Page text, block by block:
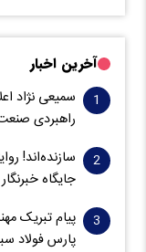
آخرین اخبار
راهبردی
سازنده‌اند!
جایگاه خبرنگار
پیام تبریک
پارس فولاد